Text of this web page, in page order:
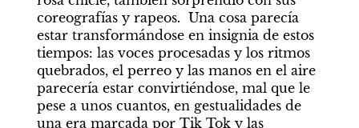
coreografías y rapeos.  Una cosa parecía
estar transformándose en insignia de estos
tiempos: las voces procesadas y los ritmos
quebrados, el perreo y las manos en el aire
parecería estar convirtiéndose, mal que le
pese a unos cuantos, en gestualidades de
una era marcada por Tik Tok y las